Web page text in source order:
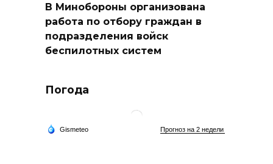
В Минобороны организована
работа по отбору граждан в
подразделения войск
беспилотных систем
Погода